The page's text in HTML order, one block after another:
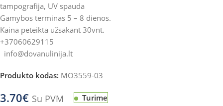
tampografija, UV spauda
Gamybos terminas 5 – 8 dienos.
Kaina peteikta užsakant 30vnt.
+37060629115
info@dovanulinija.lt
Produkto kodas: MO3559-03
3.70€ Su PVM Turime